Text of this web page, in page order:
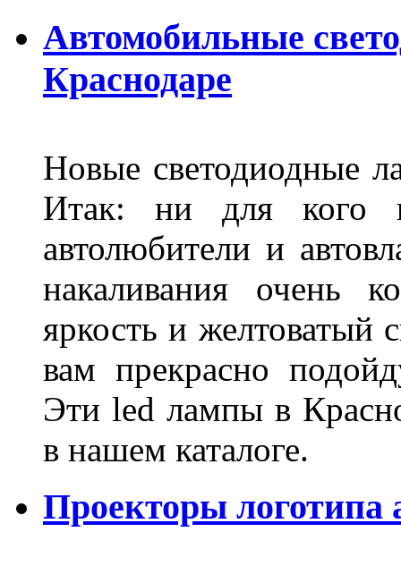
Автомобильные
Краснодаре
Новые светодиодные
Итак: ни для кого
автолюбители и
накаливания очень
яркость и желтоватый
вам прекрасно
Эти led лампы в
в нашем каталоге.
Проекторы логотипа